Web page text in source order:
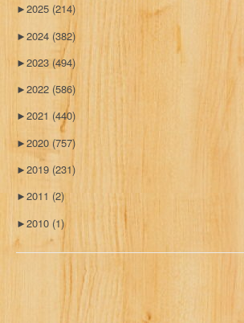
►2025 (214)
►2024 (382)
►2023 (494)
►2022 (586)
►2021 (440)
►2020 (757)
►2019 (231)
►2011 (2)
►2010 (1)